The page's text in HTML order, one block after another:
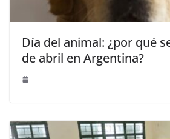
Día del animal: ¿por qué
de abril en Argentina?